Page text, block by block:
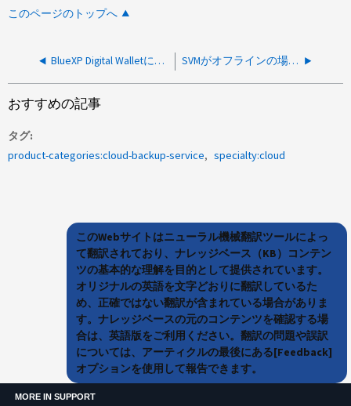
このページのトップへ
BlueXP Digital Walletに表示されるCloud Backupのライセンス容量が正しくない SVMがオフラインの場合はインデックス作成を有効にできません
おすすめの記事
タグ
product-categories:cloud-backup-service
specialty:cloud
このWebサイトはニューラル機械翻訳ツールによっ
て翻訳されており、ナレッジベース（KB）コンテン
ツの基本的な理解を目的として提供されています。
オリジナルの英語を文字どおりに翻訳しているた
め、正確ではない翻訳が含まれている場合がありま
す。ナレッジベースの元のコンテンツを確認する場
合は、英語版をご利用ください。翻訳の問題や誤訳
については、アーティクルの最後にある[Feedback]
オプションを使用して報告できます。
MORE IN SUPPORT